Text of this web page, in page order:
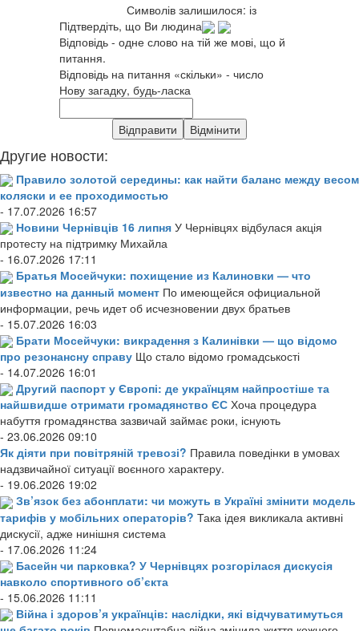
Символів залишилося: із
Підтвердіть, що Ви людина
Відповідь - одне слово на тій же мові, що й
питання.
Відповідь на питання «скільки» - число
Нову загадку, будь-ласка
Другие новости:
Правило золотой середины: как найти баланс между весом
коляски и ее проходимостью
- 17.07.2026 16:57
Новини Чернівців 16 липня У Чернівцях відбулася акція
протесту на підтримку Михайла
- 16.07.2026 17:11
Братья Мосейчуки: похищение из Калиновки — что
известно на данный момент По имеющейся официальной
информации, речь идет об исчезновении двух братьев
- 15.07.2026 16:03
Брати Мосейчуки: викрадення з Калинівки — що відомо
про резонансну справу Що стало відомо громадськості
- 14.07.2026 16:01
Другий паспорт у Європі: де українцям найпростіше та
найшвидше отримати громадянство ЄС Хоча процедура
набуття громадянства зазвичай займає роки, існують
- 23.06.2026 09:10
Як діяти при повітряній тревозі? Правила поведінки в умовах
надзвичайної ситуації воєнного характеру.
- 19.06.2026 19:02
Зв’язок без абонплати: чи можуть в Україні змінити модель
тарифів у мобільних операторів? Така ідея викликала активні
дискусії, адже нинішня система
- 17.06.2026 11:24
Басейн чи парковка? У Чернівцях розгорілася дискусія
навколо спортивного об’єкта
- 15.06.2026 11:11
Війна і здоров’я українців: наслідки, які відчуватимуться